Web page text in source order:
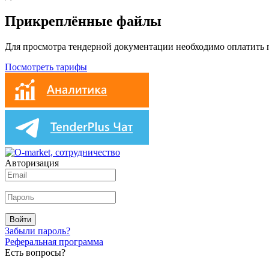
Прикреплённые файлы
Для просмотра тендерной документации необходимо оплатить
Посмотреть тарифы
Авторизация
Войти
Забыли пароль?
Реферальная программа
Есть вопросы?